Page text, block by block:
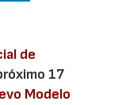
de
17
Modelo